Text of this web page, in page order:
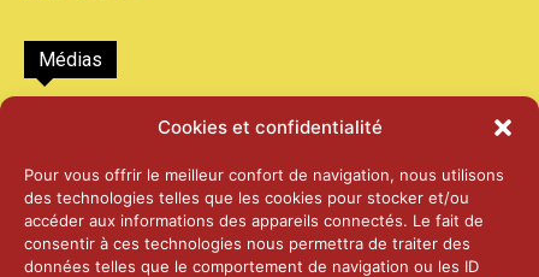
Cookies et confidentialité
Pour vous offrir le meilleur confort de navigation, nous utilisons
des technologies telles que les cookies pour stocker et/ou
accéder aux informations des appareils connectés. Le fait de
consentir à ces technologies nous permettra de traiter des
données telles que le comportement de navigation ou les ID
Médias
2026 – Laiterie d’Orsières et Abbaye de St-
25 juin 2026
2025 – Palais Fédéral – Berne
25 juin 2026